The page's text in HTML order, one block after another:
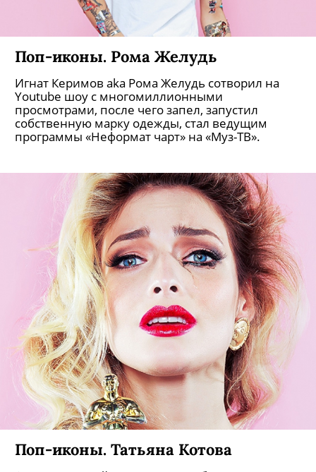
Поп-иконы. Рома Желудь
Игнат Керимов aka Рома Желудь сотворил на
Youtube шоу с многомиллионными
просмотрами, после чего запел, запустил
собственную марку одежды, стал ведущим
программы «Неформат чарт» на «Муз-ТВ».